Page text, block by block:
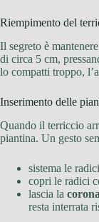
Riempimento del
Il segreto è
di circa 5 cm,
lo compatti troppo,
Inserimento delle
Quando il terriccio
piantina. Un gesto
sistema le
copri le radici
lascia la corona
resta interrata